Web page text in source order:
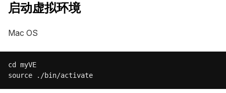
启动虚拟环境
Mac OS
cd myVE